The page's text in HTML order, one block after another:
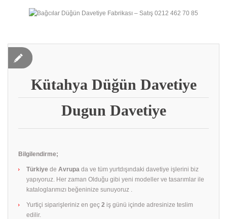
Kütahya Düğün Davetiye
Dugun Davetiye
Bilgilendirme;
Türkiye de Avrupa da ve tüm yurtdışındaki davetiye işlerini biz
yapıyoruz. Her zaman Olduğu gibi yeni modeller ve tasarımlar ile
kataloglarımızı beğeninize sunuyoruz .
Yurtiçi siparişleriniz en geç 2 iş günü içinde adresinize teslim
edilir.